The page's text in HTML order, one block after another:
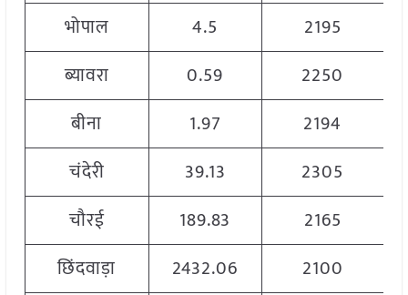
भोपाल
4.5
2195
ब्यावरा
0.59
2250
बीना
1.97
2194
चंदेरी
39.13
2305
चौरई
189.83
2165
छिंदवाड़ा
2432.06
2100